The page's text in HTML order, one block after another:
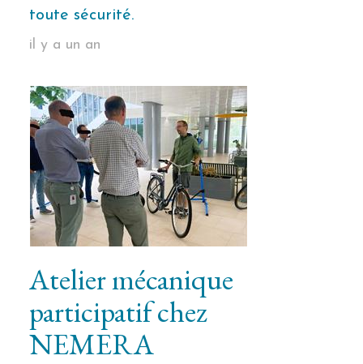
toute sécurité.
il y a un an
Atelier mécanique
participatif chez
NEMERA